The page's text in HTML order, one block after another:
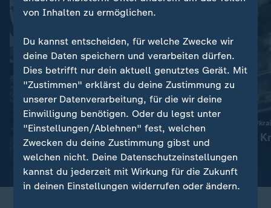
"Kaisermania" in Dresden:
Bei Roland Kaiser geht
nichts ohne die Familie
mit Video 4:51
Russland greift die
Aktuelles zum
Ukraine
von Inhalten zu ermöglichen.
Du kannst entscheiden, für welche Zwecke wir
deine Daten speichern und verarbeiten dürfen.
Dies betrifft nur dein aktuell genutztes Gerät. Mit
"Zustimmen" erklärst du deine Zustimmung zu
unserer Datenverarbeitung, für die wir deine
Einwilligung benötigen. Oder du legst unter
"Einstellungen/Ablehnen" fest, welchen
Zwecken du deine Zustimmung gibst und
welchen nicht. Deine Datenschutzeinstellungen
kannst du jederzeit mit Wirkung für die Zukunft
in deinen Einstellungen widerrufen oder ändern.